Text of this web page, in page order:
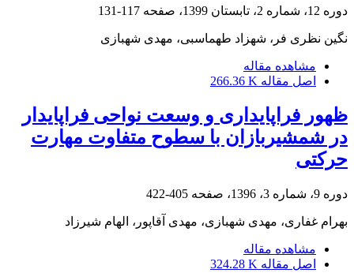
دوره 12، شماره 2، تابستان 1399، صفحه 117-131
نگین نظری فر، شهزاد طهماسبی، مهدی شهبازی
مشاهده مقاله
اصل مقاله 266.36 K
ظهور فراپایداری و وسعت نواحی فراپایدار
در شمشیربازان با سطوح متفاوت مهارت
حرکتی
دوره 9، شماره 3، 1396، صفحه 405-422
بهرام غفاری، مهدی شهبازی، مهدی آقاپور، الهام شیرزاد
مشاهده مقاله
اصل مقاله 324.28 K